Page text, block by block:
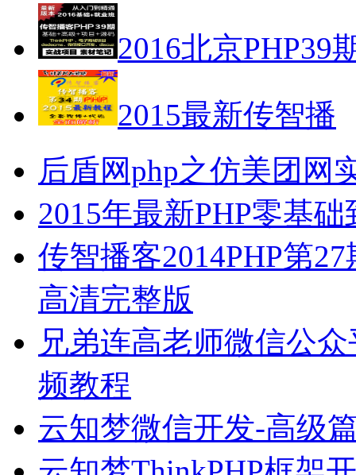
2016北京PHP39
2015最新传智播
后盾网php之仿美团网
2015年最新PHP零基
传智播客2014PHP第
高清完整版
兄弟连高老师微信公
频教程
云知梦微信开发-高级